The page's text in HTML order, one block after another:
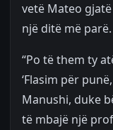
vetë Mateo
një ditë më parë.
“Po të them ty
‘Flasim për
Manushi, duke
të mbajë një